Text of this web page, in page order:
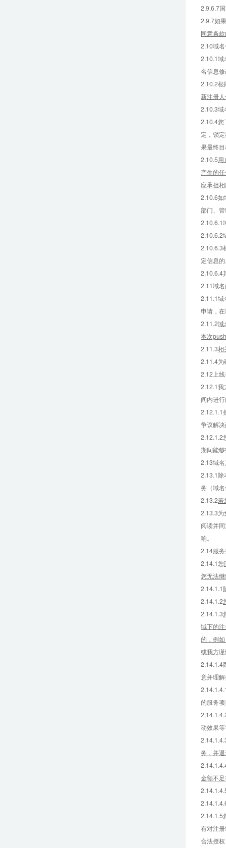
2.9.6.7
2.9.7如
同意条
2.10域
2.10.1域
名信息
2.10.2根
新注册
2.10.3域
2.10.4您
定，锁
果最终
2.10.5用
产生的
应承担
2.10.6如
部门、
2.10.6.1
2.10.6.2
2.10.6.3
定信息
2.10.6.4
2.11域
2.11.1域
申请，
2.11.2域
本次push
2.11.3相
2.11.4为
2.12上
2.12.1我
间内进
2.12.1.1
争议解
2.12.1.2
期间能
2.13域
2.13.1除
务（域
2.13.2若
2.13.3为
阅读并
响。
2.14服
2.14.1您
您无法
2.14.1.1
2.14.1.2
2.14.1.3
域下的
的，例
或我方
2.14.1.4
意并理
的服务
动效果
务，并
金额不
2.14.1.5
有对注
合法授